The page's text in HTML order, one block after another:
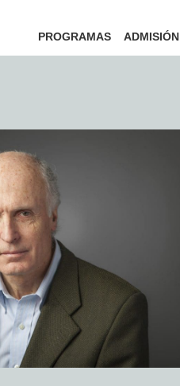
PROGRAMAS ADMISIÓN